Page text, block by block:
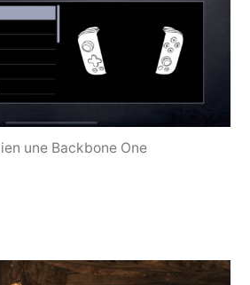
une Backbone One